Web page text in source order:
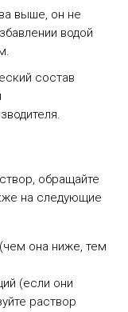
выше, он не
водой
состав
обращайте
на следующие
она ниже, тем
(если они
раствор